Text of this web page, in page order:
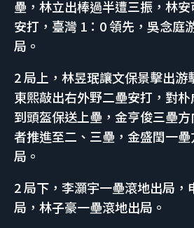
壘，林立出棒過半遭三振，林
安打，臺灣 1：0 領先，吳念庭
局。
2 局上，林昱珉讓文保景擊出游
東熙敲出右外野二壘安打，對
到頭盔保送上壘，金亨俊三壘
者推進至二、三壘，金盛閏一
局。
2 局下，李灝宇一壘滾地出局，
局，林子豪一壘滾地出局。